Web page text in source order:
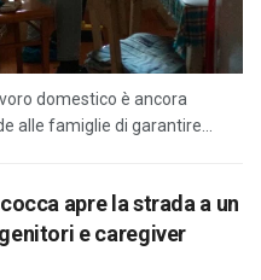
domestico è ancora
alle famiglie di garantire...
apre la strada a un
e caregiver